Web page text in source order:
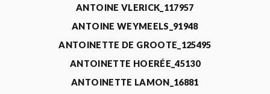
ANTOINE VLERICK_117957
ANTOINE WEYMEELS_91948
ANTOINETTE DE GROOTE_125495
ANTOINETTE HOERÉE_45130
ANTOINETTE LAMON_16881